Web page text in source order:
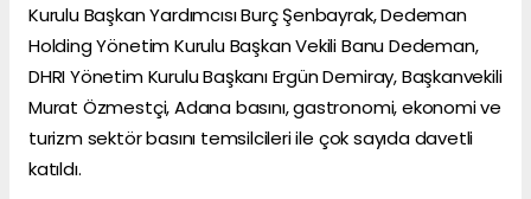
Kurulu Başkan Yardımcısı Burç Şenbayrak, Dedeman
Holding Yönetim Kurulu Başkan Vekili Banu Dedeman,
DHRI Yönetim Kurulu Başkanı Ergün Demiray, Başkanvekili
Murat Özmestçi, Adana basını, gastronomi, ekonomi ve
turizm sektör basını temsilcileri ile çok sayıda davetli
katıldı.